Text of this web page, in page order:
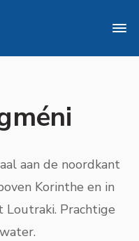
aan de noordkant
Korinthe en in
Prachtige